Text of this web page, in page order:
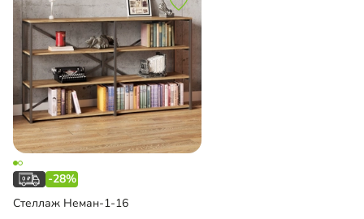
-28%
Стеллаж Неман-1-16